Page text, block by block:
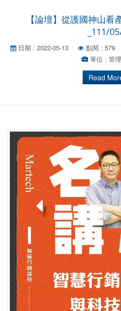
【論壇】從護國神山看
_111/
日期 : 2022-05-13 點閱 : 579
單位 : 管
Read